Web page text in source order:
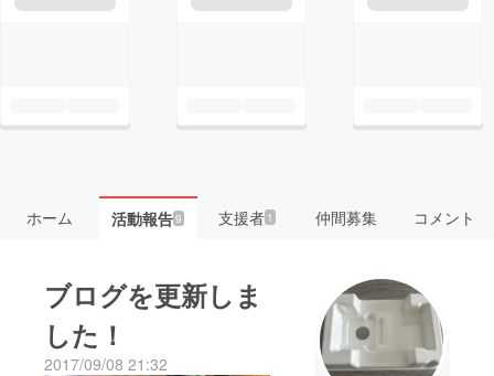
ホーム 活動報告9 支援者 1 仲間募集 コメント
ブログを更新しま
した！
2017/09/08 21:32